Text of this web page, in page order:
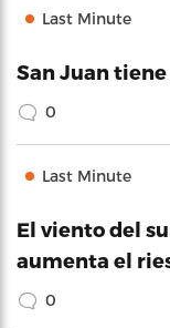
Last Minute
San Juan
0
Last Minute
El viento del
aumenta el
0